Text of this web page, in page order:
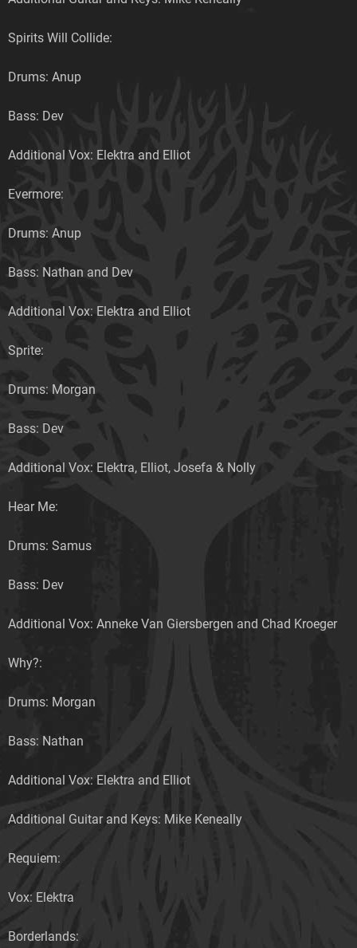
Spirits Will Collide:
Drums: Anup
Bass: Dev
Additional Vox: Elektra and Elliot
Evermore:
Drums: Anup
Bass: Nathan and Dev
Additional Vox: Elektra and Elliot
Sprite:
Drums: Morgan
Bass: Dev
Additional Vox: Elektra, Elliot, Josefa & Nolly
Hear Me:
Drums: Samus
Bass: Dev
Additional Vox: Anneke Van Giersbergen and Chad Kroeger
Why?:
Drums: Morgan
Bass: Nathan
Additional Vox: Elektra and Elliot
Additional Guitar and Keys: Mike Keneally
Requiem:
Vox: Elektra
Borderlands: